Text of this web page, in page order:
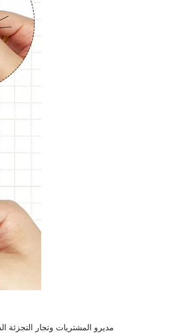
مديرو المشتريات وتجار التجزئة